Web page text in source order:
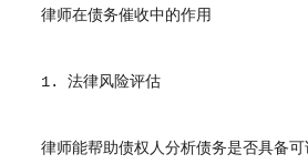
律师在债务催收中的作用
1. 法律风险评估
律师能帮助债权人分析债务是否具备可